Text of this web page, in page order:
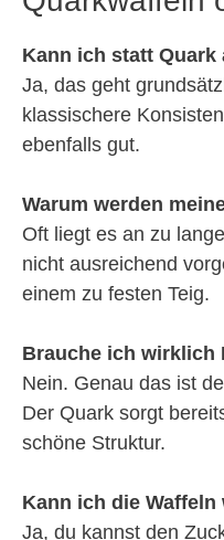
Kann ich statt Quark
Ja, das geht
klassischere
ebenfalls gut.
Warum werden
Oft liegt es an zu
nicht ausreichend
einem zu festen Teig.
Brauche ich wirklich
Nein. Genau das ist
Der Quark sorgt
schöne Struktur.
Kann ich die
Ja, du kannst den